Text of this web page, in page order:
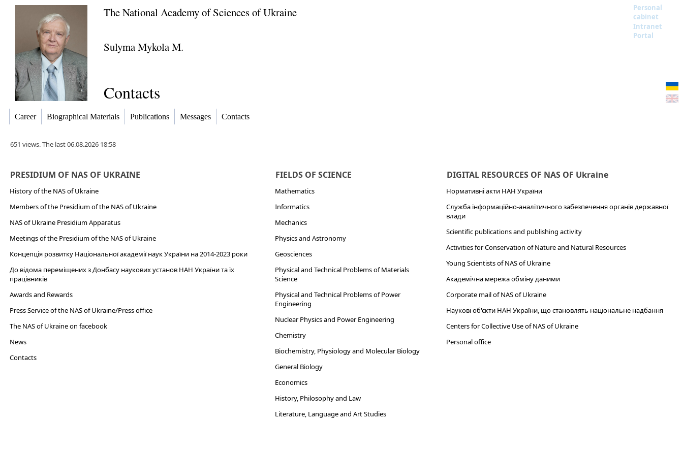
The National Academy of Sciences of Ukraine
Personal
cabinet
Intranet
Portal
Sulyma Mykola M.
Contacts
Career Biographical Materials Publications Messages Contacts
651 views. The last 06.08.2026 18:58
PRESIDIUM OF NAS OF UKRAINE
History of the NAS of Ukraine
Members of the Presidium of the NAS of Ukraine
NAS of Ukraine Presidium Apparatus​
Meetings of the Presidium of the NAS of Ukraine
Концепція розвитку Національної академії наук України на 2014-2023 роки
До відома переміщених з Донбасу наукових установ НАН України та їх
працівників
Awards and Rewards
Press Service of the NAS of Ukraine/Press office
The NAS of Ukraine on facebook
News
Сontacts
FIELDS OF SCIENCE
Mathematics
Informatics
Mechanics
Physics and Astronomy
Geosciences
Physical and Technical Problems of Materials
Science
Physical and Technical Problems of Power
Engineering
Nuclear Physics and Power Engineering
Chemistry
Biochemistry, Physiology and Molecular Biology
General Biology
Economics
History, Philosophy and Law
Literature, Language and Art Studies
DIGITAL RESOURCES OF NAS OF Ukraine
Нормативні акти НАН України
Служба інформаційно-аналітичного забезпечення органів державної
влади
Scientific publications and publishing activity
Activities for Conservation of Nature and Natural Resources
Young Scientists of NAS of Ukraine
Академічна мережа обміну даними
Corporate mail of NAS of Ukraine
Наукові об'єкти НАН України, що становлять національне надбання
Centers for Collective Use of NAS of Ukraine
Personal office